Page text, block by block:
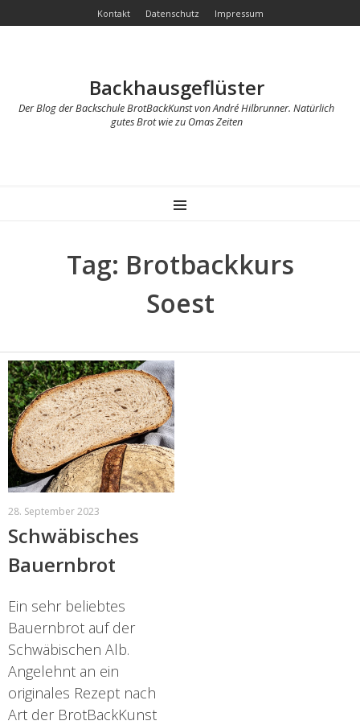
Kontakt Datenschutz Impressum
Backhausgeflüster
Der Blog der Backschule BrotBackKunst von André Hilbrunner. Natürlich
gutes Brot wie zu Omas Zeiten
MENU
Tag: Brotbackkurs
Soest
28. September 2023
Schwäbisches
Bauernbrot
Ein sehr beliebtes
Bauernbrot auf der
Schwäbischen Alb.
Angelehnt an ein
originales Rezept nach
Art der BrotBackKunst